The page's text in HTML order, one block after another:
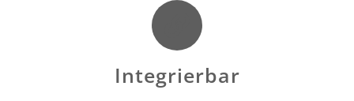
Integrierbar